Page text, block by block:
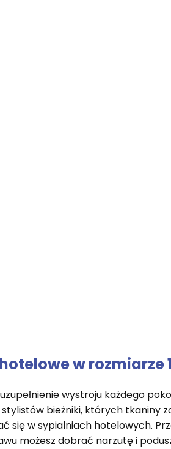
hotelowe w
wystroju każdego
bieżniki, których tkaniny
się w sypialniach hotelowych.
możesz dobrać narzutę i